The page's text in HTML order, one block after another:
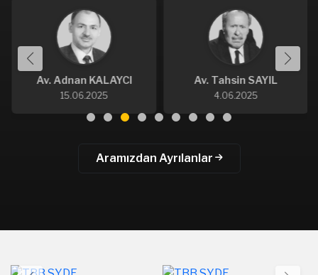
Av. Adnan KALAYCI
15.06.2025
Av. Tahsin SAYIL
4.06.2025
Aramızdan Ayrılanlar